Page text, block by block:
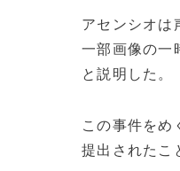
アセンシオは
一部画像の一
と説明した。
この事件をめ
提出されたこ